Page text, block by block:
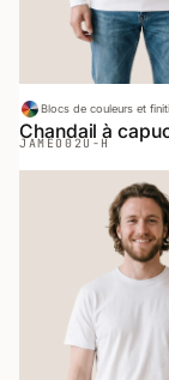
Blocs de couleurs et
Chandail à
JAMEO 02U-H